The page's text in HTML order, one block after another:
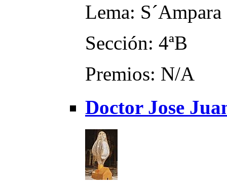
Lema:
Sección: 4ªB
Premios: N/A
Doctor Jose